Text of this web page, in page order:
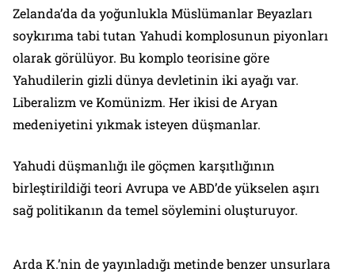
Zelanda’da da yoğunlukla Müslümanlar Beyazları
soykırıma tabi tutan Yahudi komplosunun piyonları
olarak görülüyor. Bu komplo teorisine göre
Yahudilerin gizli dünya devletinin iki ayağı var.
Liberalizm ve Komünizm. Her ikisi de Aryan
medeniyetini yıkmak isteyen düşmanlar.
Yahudi düşmanlığı ile göçmen karşıtlığının
birleştirildiği teori Avrupa ve ABD’de yükselen aşırı
sağ politikanın da temel söylemini oluşturuyor.
Arda K.’nin de yayınladığı metinde benzer unsurlara